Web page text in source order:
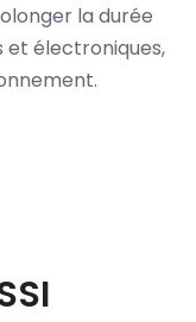
la durée
et électroniques,